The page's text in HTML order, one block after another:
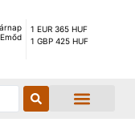
Emőd
1 EUR 365 HUF
1 GBP 425 HUF